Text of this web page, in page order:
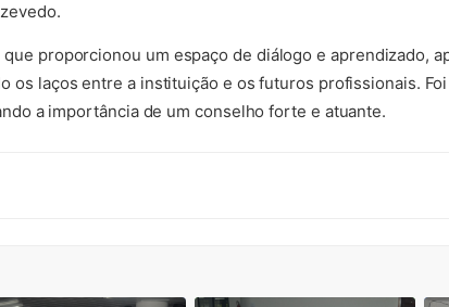
proporcionou um espaço de diálogo e aprendizado,
os laços entre a instituição e os futuros profissionais.
a importância de um conselho forte e atuante.